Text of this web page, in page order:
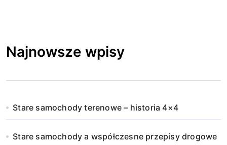
Najnowsze wpisy
Stare samochody terenowe – historia 4×4
Stare samochody a współczesne przepisy drogowe